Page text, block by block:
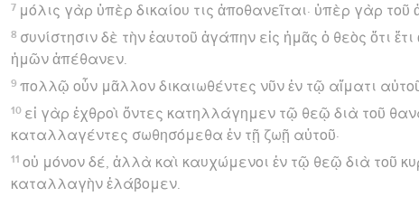
7 μόλις γὰρ ὑπὲρ δικαίου τις ἀποθανεῖται· ὑπὲρ γὰρ
8 συνίστησιν δὲ τὴν ἑαυτοῦ ἀγάπην εἰς ἡμᾶς ὁ θεὸς ὅτι
ἡμῶν ἀπέθανεν.
9 πολλῷ οὖν μᾶλλον δικαιωθέντες νῦν ἐν τῷ αἵματι
10 εἰ γὰρ ἐχθροὶ ὄντες κατηλλάγημεν τῷ θεῷ διὰ τοῦ
καταλλαγέντες σωθησόμεθα ἐν τῇ ζωῇ αὐτοῦ·
11 οὐ μόνον δέ, ἀλλὰ καὶ καυχώμενοι ἐν τῷ θεῷ διὰ τοῦ
καταλλαγὴν ἐλάβομεν.